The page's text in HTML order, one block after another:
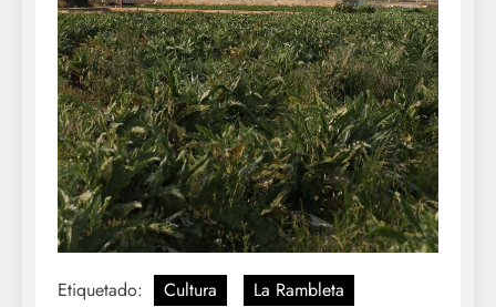
Etiquetado: Cultura La Rambleta